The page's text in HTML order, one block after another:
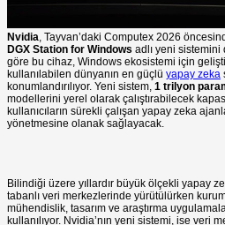
Nvidia , Tayvan’daki Computex 2026
DGX Station for Windows adlı yeni sistemini
göre bu cihaz, Windows ekosistemi için
kullanılabilen dünyanın en güçlü yapay zeka
konumlandırılıyor. Yeni sistem, 1 trilyon
modellerini yerel olarak çalıştırabilecek
kullanıcıların sürekli çalışan yapay zeka
yönetmesine olanak sağlayacak.
Bilindiği üzere yıllardır büyük ölçekli yapay
tabanlı veri merkezlerinde yürütülürken
mühendislik, tasarım ve araştırma
kullanılıyor. Nvidia’nın yeni sistemi, ise veri